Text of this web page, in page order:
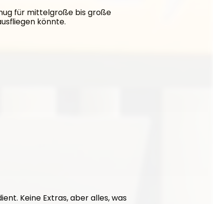
für mittelgroße bis große
könnte.
Keine Extras, aber alles, was